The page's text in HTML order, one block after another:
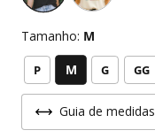
Tamanho: M
P M G GG
Guia de medidas